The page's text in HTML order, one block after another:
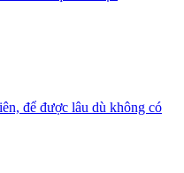
để được lâu dù không có